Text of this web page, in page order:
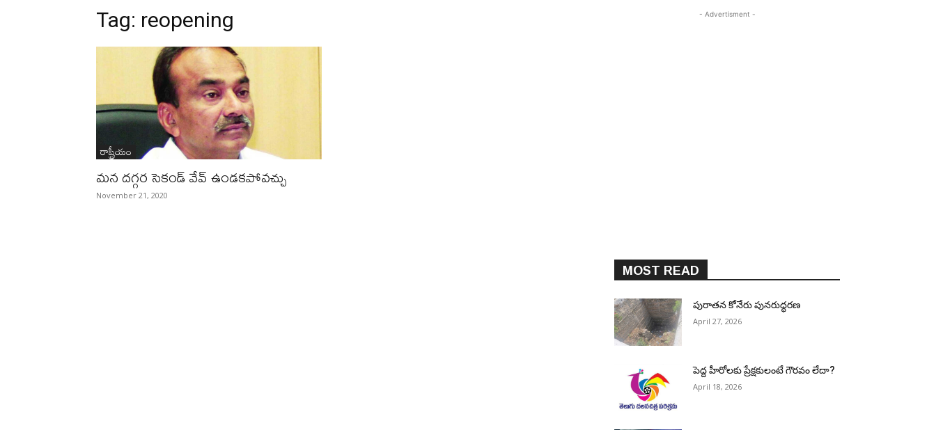
Tag: reopening
రాష్ట్రీయం
మన దగ్గర సెకండ్ వేవ్‌ ఉండకపోవచ్చు
November 21, 2020
- Advertisment -
MOST READ
పురాత‌న కోనేరు పున‌రుద్ధ‌ర‌ణ
April 27, 2026
పెద్ద హీరోల‌కు ప్రేక్ష‌కులంటే గౌర‌వం లేదా?
April 18, 2026